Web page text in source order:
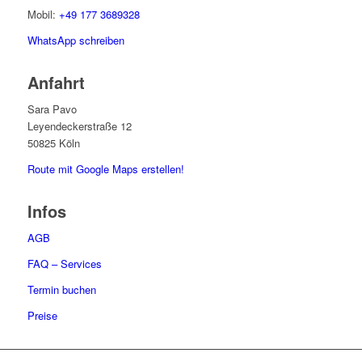
Mobil: +49 177 3689328
WhatsApp schreiben
Anfahrt
Sara Pavo
Leyendeckerstraße 12
50825 Köln
Route mit Google Maps erstellen!
Infos
AGB
FAQ – Services
Termin buchen
Preise